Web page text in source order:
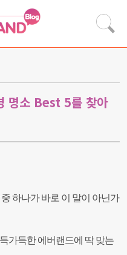
명소 Best 5를 찾아
하나가 바로 이 말이 아닌가
가득한 에버랜드에 딱 맞는